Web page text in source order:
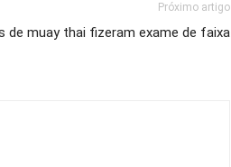
Próximo artigo
de muay thai fizeram exame de faixa